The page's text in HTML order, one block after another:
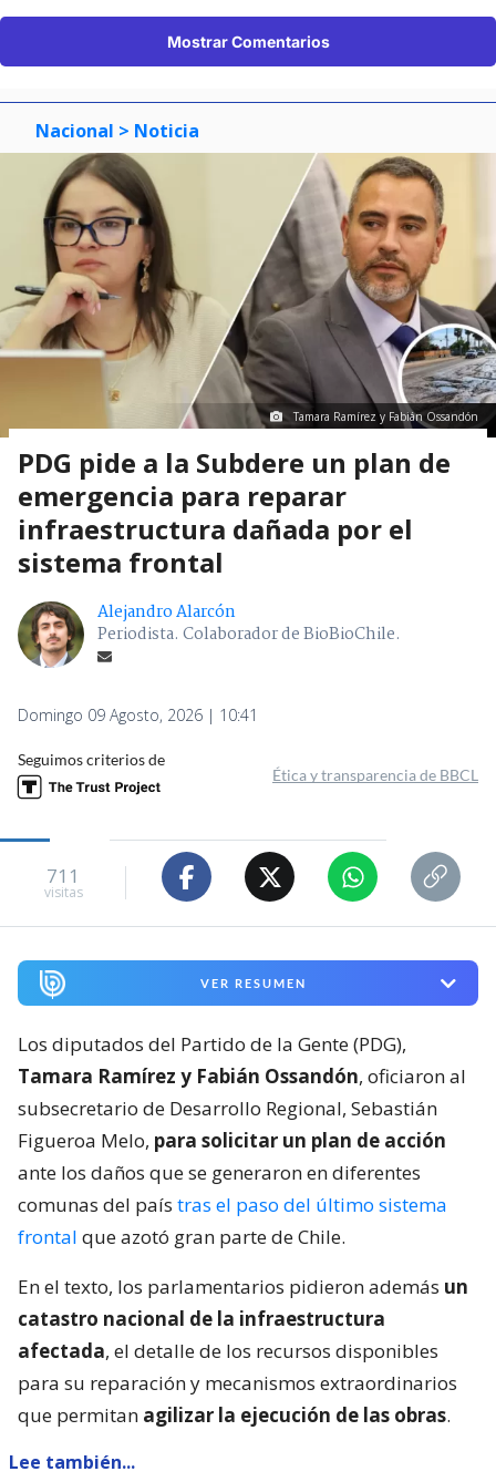
Mostrar Comentarios
Nacional > Noticia
Tamara Ramírez y Fabián Ossandón
PDG pide a la Subdere un plan de
emergencia para reparar
infraestructura dañada por el
sistema frontal
Alejandro Alarcón
Periodista. Colaborador de BioBioChile.
Domingo 09 Agosto, 2026 | 10:41
Seguimos criterios de
Ética y transparencia de BBCL
711
visitas
VER RESUMEN
Los diputados del Partido de la Gente (PDG),
Tamara Ramírez y Fabián Ossandón, oficiaron al
subsecretario de Desarrollo Regional, Sebastián
Figueroa Melo, para solicitar un plan de acción
ante los daños que se generaron en diferentes
comunas del país tras el paso del último sistema
frontal que azotó gran parte de Chile.
En el texto, los parlamentarios pidieron además un
catastro nacional de la infraestructura
afectada, el detalle de los recursos disponibles
para su reparación y mecanismos extraordinarios
que permitan agilizar la ejecución de las obras.
Lee también...